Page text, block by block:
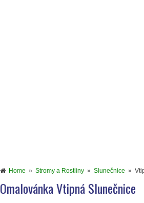
Home » Stromy a Rostliny » Slunečnice »
Omalovánka Vtipná Slunečnice